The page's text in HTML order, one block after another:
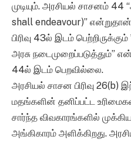
முடியும். அரசியல் சாசனம் 44
shall endeavour)”
பிரிவு 43ல் இடம்
அரசு நடைமுறைப்படுத்தும்”
44ல் இடம் பெறவில்லை.
அரசியல் சாசன பிரிவு 26(b)
மதங்களின் தனிப்பட்ட
சார்ந்த விவகாரங்களில்
அங்கிகாரம் அளிக்கிறது.